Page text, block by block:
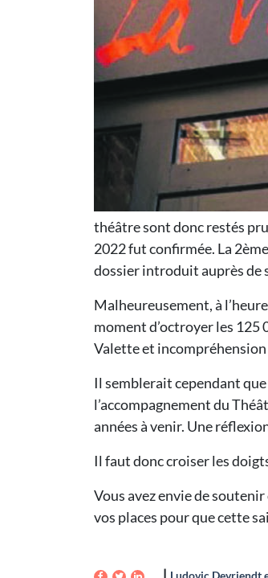
théâtre sont donc restés
2022 fut confirmée. La
dossier introduit auprès de
Malheureusement, à
moment d’octroyer les
Valette et
Il semblerait cependant
l’accompagnement du
années à venir. Une
Il faut donc croiser les
Vous avez envie de
vos places pour que cette
Ludovic Devriendt et